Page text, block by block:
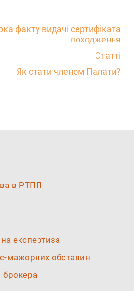
факту видачі сертифіката
походження
Статті
Як стати членом Палати?
в РТПП
експертиза
мажорних обставин
брокера